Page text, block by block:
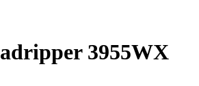
3955WX